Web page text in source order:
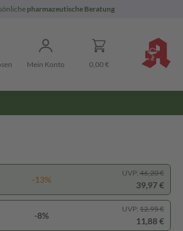
pharmazeutische Beratung
Mein Konto 0,00 €
-13%
UVP: 46,20 €
39,97 €
-8%
UVP: 12,95 €
11,88 €